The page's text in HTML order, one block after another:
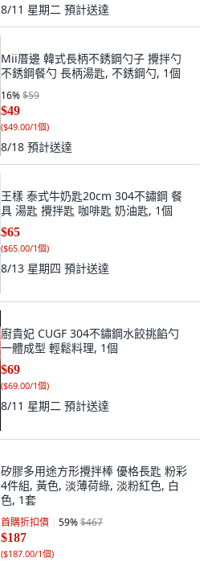
8/11 星期二 預計送達
Mii厝邊 韓式長柄不銹鋼勺子 攪拌勺
不銹鋼餐勺 長柄湯匙, 不銹鋼勺, 1個
16%$59
$49
($49.00/1個)
8/18 預計送達
王樣 泰式牛奶匙20cm 304不鏽鋼 餐
具 湯匙 攪拌匙 咖啡匙 奶油匙, 1個
$65
($65.00/1個)
8/13 星期四 預計送達
廚貴妃 CUGF 304不鏽鋼水餃挑餡勺
一體成型 輕鬆料理, 1個
$69
($69.00/1個)
8/11 星期二 預計送達
矽膠多用途方形攪拌棒 優格長匙 粉彩
4件組, 黃色, 淡薄荷綠, 淡粉紅色, 白
色, 1套
首購折扣價 59%$467
$187
($187.00/1個)